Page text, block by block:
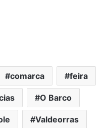
comarca feira
O Barco
Valdeorras